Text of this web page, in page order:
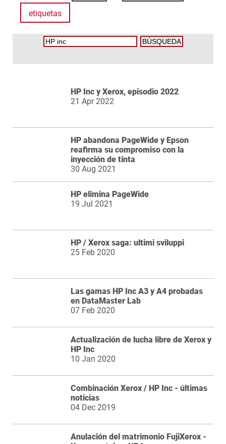
etiquetas
HP Inc y Xerox, episodio 2022
21 Apr 2022
HP abandona PageWide y Epson
reafirma su compromiso con la
inyección de tinta
30 Aug 2021
HP elimina PageWide
19 Jul 2021
HP / Xerox saga: ultimi sviluppi
25 Feb 2020
Las gamas HP Inc A3 y A4 probadas
en DataMaster Lab
07 Feb 2020
Actualización de lucha libre de Xerox y
HP Inc
10 Jan 2020
Combinación Xerox / HP Inc - últimas
noticias
04 Dec 2019
Anulación del matrimonio FujiXerox -